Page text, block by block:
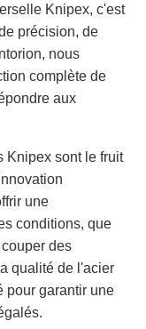
Knipex, c'est
précision, de
nous
complète de
aux
Knipex sont le fruit
une
conditions, que
des
qualité de l'acier
pour garantir une